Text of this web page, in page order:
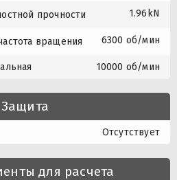
прочности 1.96kN
вращения 6300 об/мин
10000 об/мин
Защита
Отсутствует
для расчета